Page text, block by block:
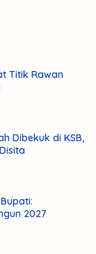
Titik Rawan
Dibekuk di KSB,
2027